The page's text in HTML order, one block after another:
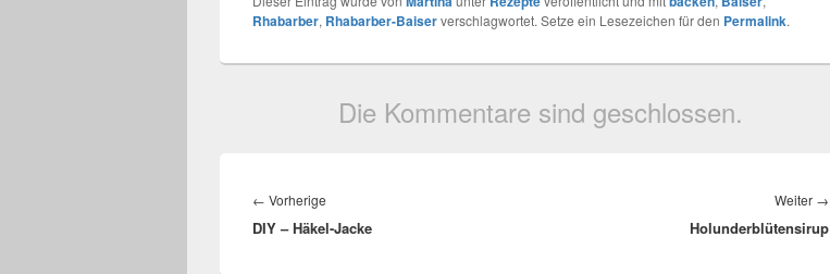
Rhabarber, Rhabarber-Baiserverschlagwortet. Setze ein Lesezeichen für den Permalink.
Die Kommentare sind geschlossen.
← Vorherige
Beitrag:
DIY – Häkel-Jacke
Weiter →
Holunderblütensirup